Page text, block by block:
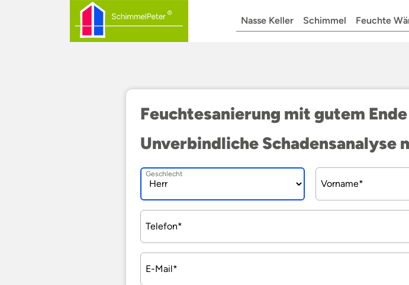
überspringen
Nasse Keller Schimmel Feuchte
Feuchtesanierung mit gutem Ende
Unverbindliche Schadensanalyse
Geschlecht
Pflichtfeld
Vorname*
Pflichtfeld
Telefon*
Pflichtfeld
E-Mail*